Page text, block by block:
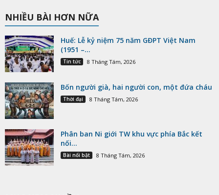
NHIỀU BÀI HƠN NỮA
Huế: Lễ kỷ niệm 75 năm GĐPT Việt Nam
(1951 –...
Tin tức 8 Tháng Tám, 2026
Bốn người già, hai người con, một đứa cháu
Thời đại 8 Tháng Tám, 2026
Phân ban Ni giới TW khu vực phía Bắc kết
nối...
Bài nổi bật 8 Tháng Tám, 2026